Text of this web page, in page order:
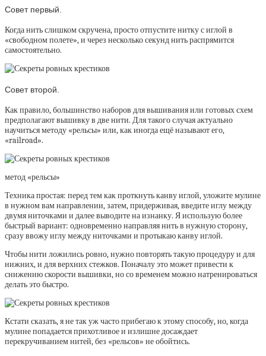
Совет первый.
Когда нить слишком скручена, просто отпустите нитку с иглой в
«свободном полете», и через несколько секунд нить распрямится
самостоятельно.
Совет второй.
Как правило, большинство наборов для вышивания или готовых схем
предполагают вышивку в две нити. Для такого случая актуально
научиться методу «рельсы» или, как иногда ещё называют его,
«railroad».
метод «рельсы»
Техника простая: перед тем как проткнуть канву иглой, уложите мулине
в нужном вам направлении, затем, придерживая, введите иглу между
двумя ниточками и далее выводите на изнанку. Я использую более
быстрый вариант: одновременно направляя нить в нужную сторону,
сразу ввожу иглу между ниточками и протыкаю канву иглой.
Чтобы нити ложились ровно, нужно повторять такую процедуру и для
нижних, и для верхних стежков. Поначалу это может привести к
снижению скорости вышивки, но со временем можно натренироваться
делать это быстро.
Кстати сказать, я не так уж часто прибегаю к этому способу, но, когда
мулине попадается прихотливое и излишне досаждает
перекручиванием нитей, без «рельсов» не обойтись.